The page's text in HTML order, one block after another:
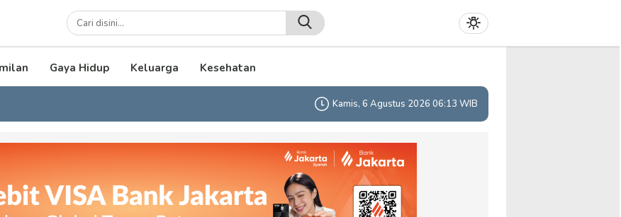
Gaya Hidup Keluarga Kesehatan
Kamis, 6 Agustus 2026 06:13 WIB